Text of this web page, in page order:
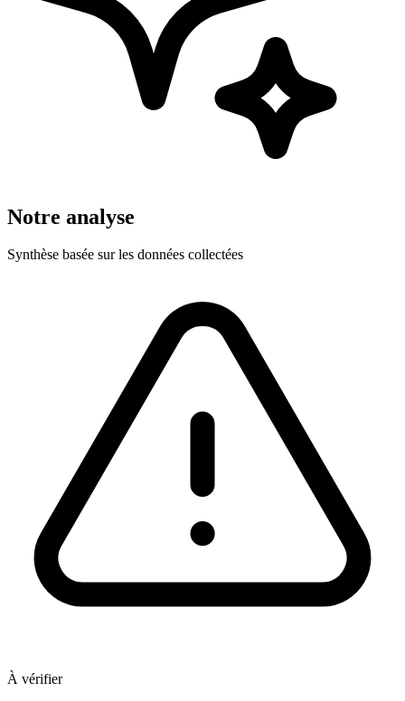
Notre analyse
Synthèse basée sur les données collectées
À vérifier